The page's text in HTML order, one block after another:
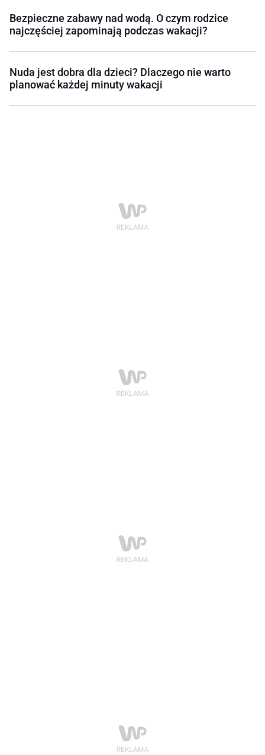
Bezpieczne zabawy nad wodą. O czym rodzice
najczęściej zapominają podczas wakacji?
Nuda jest dobra dla dzieci? Dlaczego nie warto
planować każdej minuty wakacji